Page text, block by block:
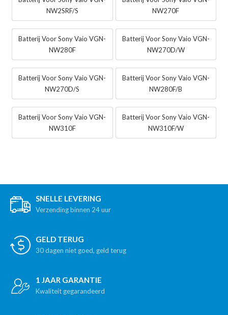
NW2SRF/S
NW270F
Batterij Voor Sony Vaio VGN-
NW280F
Batterij Voor Sony Vaio VGN-
NW270D/W
Batterij Voor Sony Vaio VGN-
NW270D/S
Batterij Voor Sony Vaio VGN-
NW280F/B
Batterij Voor Sony Vaio VGN-
NW310F
Batterij Voor Sony Vaio VGN-
NW310F/W
SNELLE LEVERING
Verzending binnen 24 uur
GELD TERUG
30 dagen niet goed, geld terug
1 JAAR GARANTIE
Kwaliteit gegarandeerd